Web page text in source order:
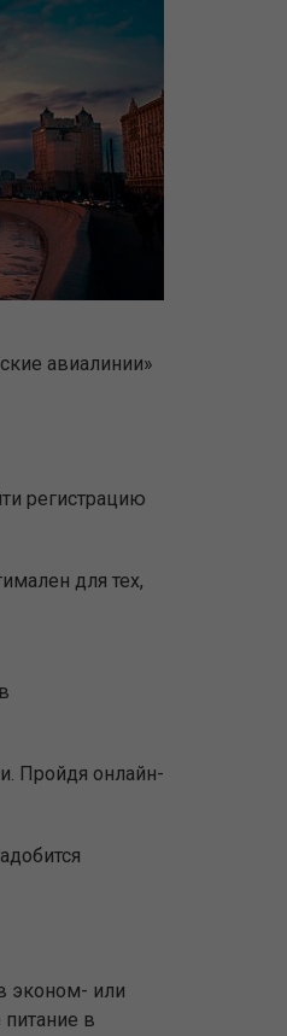
авиалинии»
регистрацию
для тех,
Пройдя онлайн-
эконом- или
в